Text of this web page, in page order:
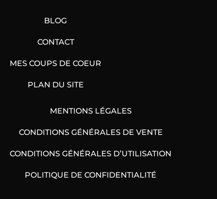
BLOG
CONTACT
MES COUPS DE COEUR
PLAN DU SITE
MENTIONS LÉGALES
CONDITIONS GÉNÉRALES DE VENTE
CONDITIONS GÉNÉRALES D’UTILISATION
POLITIQUE DE CONFIDENTIALITÉ